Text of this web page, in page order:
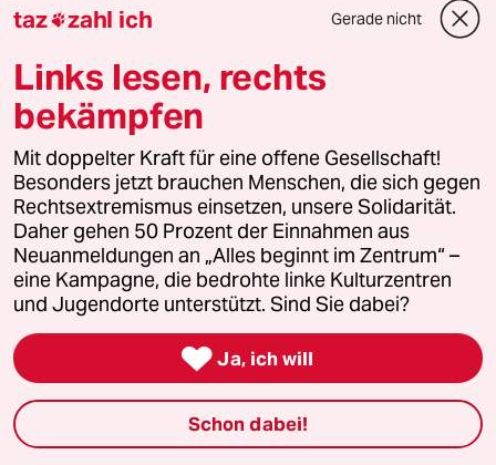
6 Über die geschlechtergerechte Stadt
„Die Stadt ist gemacht für den weißen
Mann in einem Auto“
taz
Folgen Sie uns
Ressorts
Politik
Öko
taz zahl ich Gerade nicht
Links lesen, rechts
bekämpfen
Mit doppelter Kraft für eine offene Gesellschaft!
Besonders jetzt brauchen Menschen, die sich gegen
Rechtsextremismus einsetzen, unsere Solidarität.
Daher gehen 50 Prozent der Einnahmen aus
Neuanmeldungen an „Alles beginnt im Zentrum“ –
eine Kampagne, die bedrohte linke Kulturzentren
und Jugendorte unterstützt. Sind Sie dabei?
 Ja, ich will
Schon dabei!